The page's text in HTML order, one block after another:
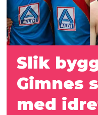
Slik
Gimnes
med